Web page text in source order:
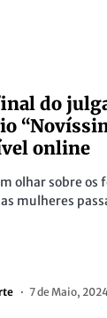
do
online
olhar sobre os
as mulheres
7 de Maio,